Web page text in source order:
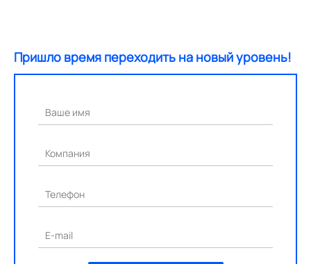
Пришло время переходить на новый уровень!
Ваше имя
Компания
Телефон
E-mail